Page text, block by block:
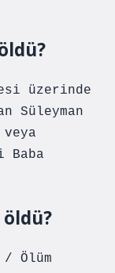
üzerinde
Süleyman
Baba
Ölüm